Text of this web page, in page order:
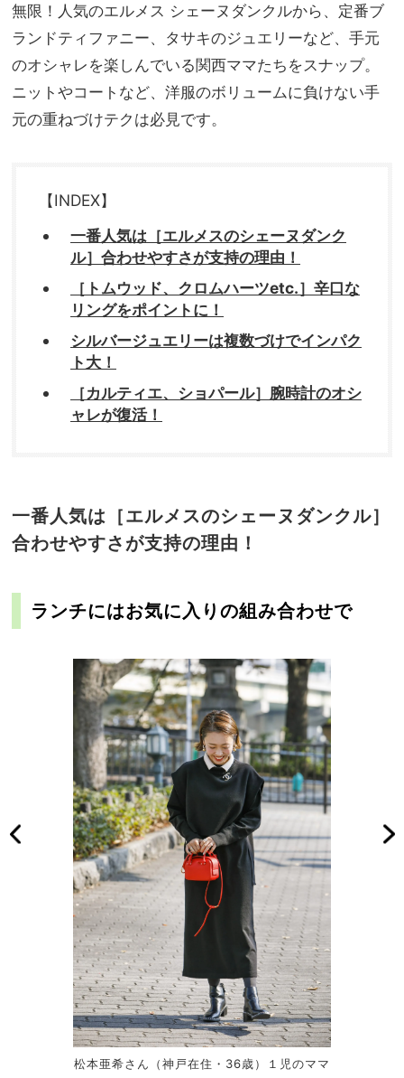
無限！人気のエルメス シェーヌダンクルから、定番ブ
ランドティファニー、タサキのジュエリーなど、手元
のオシャレを楽しんでいる関西ママたちをスナップ。
ニットやコートなど、洋服のボリュームに負けない手
元の重ねづけテクは必見です。
【INDEX】
一番人気は［エルメスのシェーヌダンク
ル］合わせやすさが支持の理由！
［トムウッド、クロムハーツetc.］辛口な
リングをポイントに！
シルバージュエリーは複数づけでインパク
ト大！
［カルティエ、ショパール］腕時計のオシ
ャレが復活！
一番人気は［エルメスのシェーヌダンクル］
合わせやすさが支持の理由！
ランチにはお気に入りの組み合わせで
松本亜希さん（神戸在住・36歳）１児のママ